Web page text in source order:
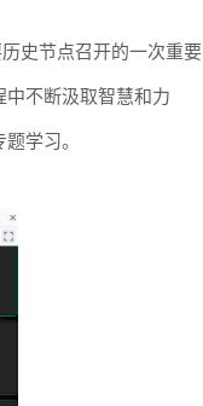
史节点召开的一次重要
中不断汲取智慧和力
学习。